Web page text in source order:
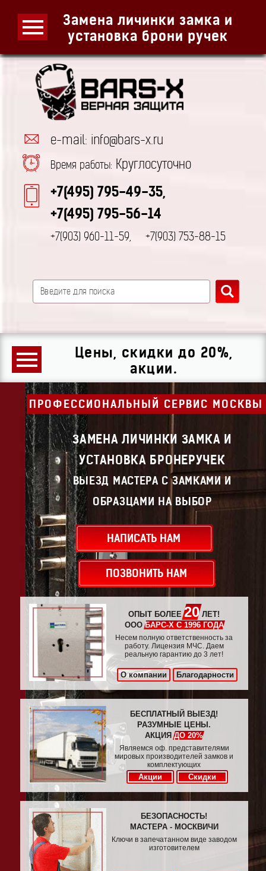
Замена личинки замка и
установка брони ручек
e-mail: info@bars-x.ru
Время работы: Круглосуточно
+7(495) 795-49-35,
+7(495) 795-56-14
+7(903) 960-11-59, +7(903) 753-88-15
Цены, скидки до 20%,
акции.
ПРОФЕССИОНАЛЬНЫЙ СЕРВИС МОСКВЫ
ЗАМЕНА ЛИЧИНКИ ЗАМКА И
УСТАНОВКА БРОНЕРУЧЕК
ВЫЕЗД МАСТЕРА С ЗАМКАМИ И
ОБРАЗЦАМИ НА ВЫБОР
НАПИСАТЬ НАМ
ПОЗВОНИТЬ НАМ
ОПЫТ БОЛЕЕ20ЛЕТ!
ОООБАРС-Х С 1996 ГОДА
Несем полную ответственность за
работу. Лицензия МЧС. Даем
реальную гарантию до 3 лет!
О компании Благодарности
БЕСПЛАТНЫЙ ВЫЕЗД!
РАЗУМНЫЕ ЦЕНЫ.
АКЦИЯДО 20%
Являемся оф. представителями
мировых производителей замков и
комплектующих
Акции Скидки
БЕЗОПАСНОСТЬ!
МАСТЕРА - МОСКВИЧИ
Ключи в запечатанном виде заводом
изготовителем